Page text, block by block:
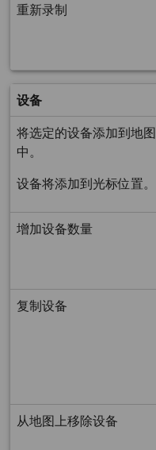
重新录制
设备
将选定的设备添加到地图
中。
设备将添加到光标位置。
增加设备数量
复制设备
从地图上移除设备